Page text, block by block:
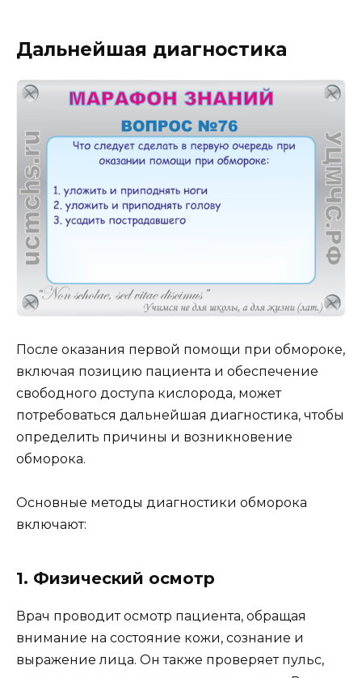
Дальнейшая диагностика
После оказания первой помощи при обмороке,
включая позицию пациента и обеспечение
свободного доступа кислорода, может
потребоваться дальнейшая диагностика, чтобы
определить причины и возникновение
обморока.
Основные методы диагностики обморока
включают:
1. Физический осмотр
Врач проводит осмотр пациента, обращая
внимание на состояние кожи, сознание и
выражение лица. Он также проверяет пульс,